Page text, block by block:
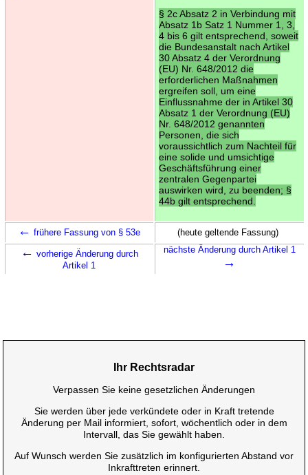
§ 2c Absatz 2 in Verbindung mit
Absatz 1b Satz 1 Nummer 1, 3,
4 bis 6 gilt entsprechend, soweit
die Bundesanstalt nach Artikel
30 Absatz 4 der Verordnung
(EU) Nr. 648/2012 die
erforderlichen Maßnahmen
ergreifen soll, um eine
Einflussnahme der in Artikel 30
Absatz 1 der Verordnung (EU)
Nr. 648/2012 genannten
Personen, die sich
voraussichtlich zum Nachteil für
eine solide und umsichtige
Geschäftsführung einer
zentralen Gegenpartei
auswirken wird, zu beenden; §
44b gilt entsprechend.
← frühere Fassung von § 53e (heute geltende Fassung)
← vorherige Änderung durch
Artikel 1
nächste Änderung durch Artikel 1
→
Ihr Rechtsradar
Verpassen Sie keine gesetzlichen Änderungen
Sie werden über jede verkündete oder in Kraft tretende
Änderung per Mail informiert, sofort, wöchentlich oder in dem
Intervall, das Sie gewählt haben.
Auf Wunsch werden Sie zusätzlich im konfigurierten Abstand vor
Inkrafttreten erinnert.